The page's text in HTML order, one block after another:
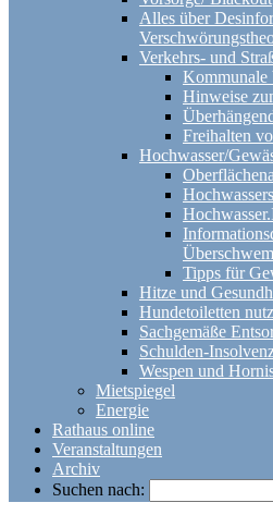
Alles über
Verkehrs- und
Kommunale
Hinweise
Freihalten
Hochwasser/
Tipps für
Hitze und
Hundetoiletten
Sachgemäße
Schulden-
Wespen und
Mietspiegel
Energie
Rathaus online
Veranstaltungen
Archiv
Suchen nach: